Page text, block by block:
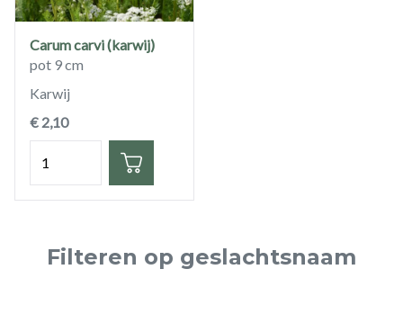
Carum carvi (karwij)
pot 9 cm
Karwij
€ 2,10
Filteren op geslachtsnaam